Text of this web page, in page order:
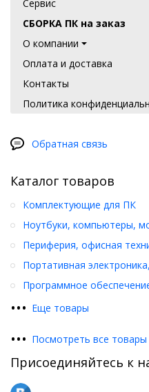
Сервис
СБОРКА ПК на заказ
О компании
Оплата и доставка
Контакты
Политика
Обратная связь
Каталог товаров
••• Еще товары
Комплектующие для ПК
Ноутбуки, компьютеры,
Периферия, офисная
Портативная
Программное
••• Посмотреть все товары
Присоединяйтесь к